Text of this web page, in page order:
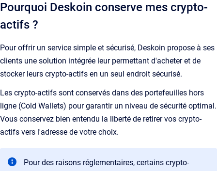
Pourquoi Deskoin conserve mes crypto-
actifs ?
Pour offrir un service simple et sécurisé, Deskoin propose à ses
clients une solution intégrée leur permettant d'acheter et de
stocker leurs crypto-actifs en un seul endroit sécurisé.
Les crypto-actifs sont conservés dans des portefeuilles hors
ligne (Cold Wallets) pour garantir un niveau de sécurité optimal.
Vous conservez bien entendu la liberté de retirer vos crypto-
actifs vers l'adresse de votre choix.
Pour des raisons réglementaires, certains crypto-